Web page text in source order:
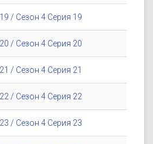
/ Сезон 4 Серия 19
/ Сезон 4 Серия 20
/ Сезон 4 Серия 21
/ Сезон 4 Серия 22
/ Сезон 4 Серия 23